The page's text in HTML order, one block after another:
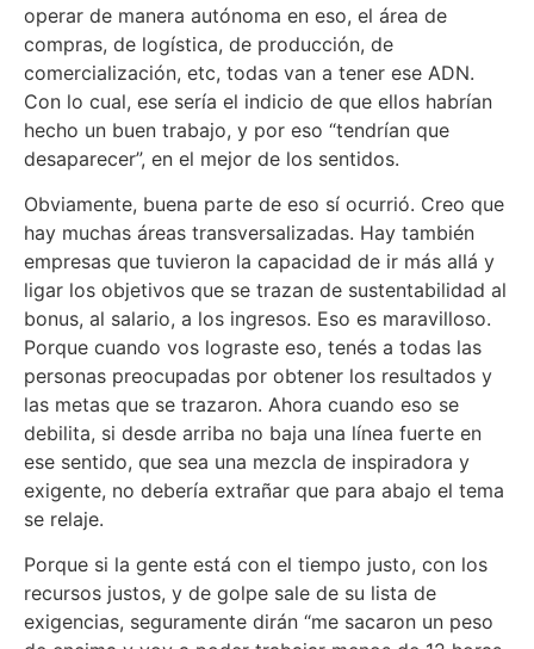
operar de manera autónoma en eso, el área de
compras, de logística, de producción, de
comercialización, etc, todas van a tener ese ADN.
Con lo cual, ese sería el indicio de que ellos habrían
hecho un buen trabajo, y por eso “tendrían que
desaparecer”, en el mejor de los sentidos.
Obviamente, buena parte de eso sí ocurrió. Creo que
hay muchas áreas transversalizadas. Hay también
empresas que tuvieron la capacidad de ir más allá y
ligar los objetivos que se trazan de sustentabilidad al
bonus, al salario, a los ingresos. Eso es maravilloso.
Porque cuando vos lograste eso, tenés a todas las
personas preocupadas por obtener los resultados y
las metas que se trazaron. Ahora cuando eso se
debilita, si desde arriba no baja una línea fuerte en
ese sentido, que sea una mezcla de inspiradora y
exigente, no debería extrañar que para abajo el tema
se relaje.
Porque si la gente está con el tiempo justo, con los
recursos justos, y de golpe sale de su lista de
exigencias, seguramente dirán “me sacaron un peso